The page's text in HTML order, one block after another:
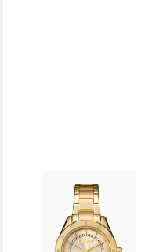
Quarzuhr Chambers Sport
DK1L018M0035,
Armbanduhr, Damenuhr,